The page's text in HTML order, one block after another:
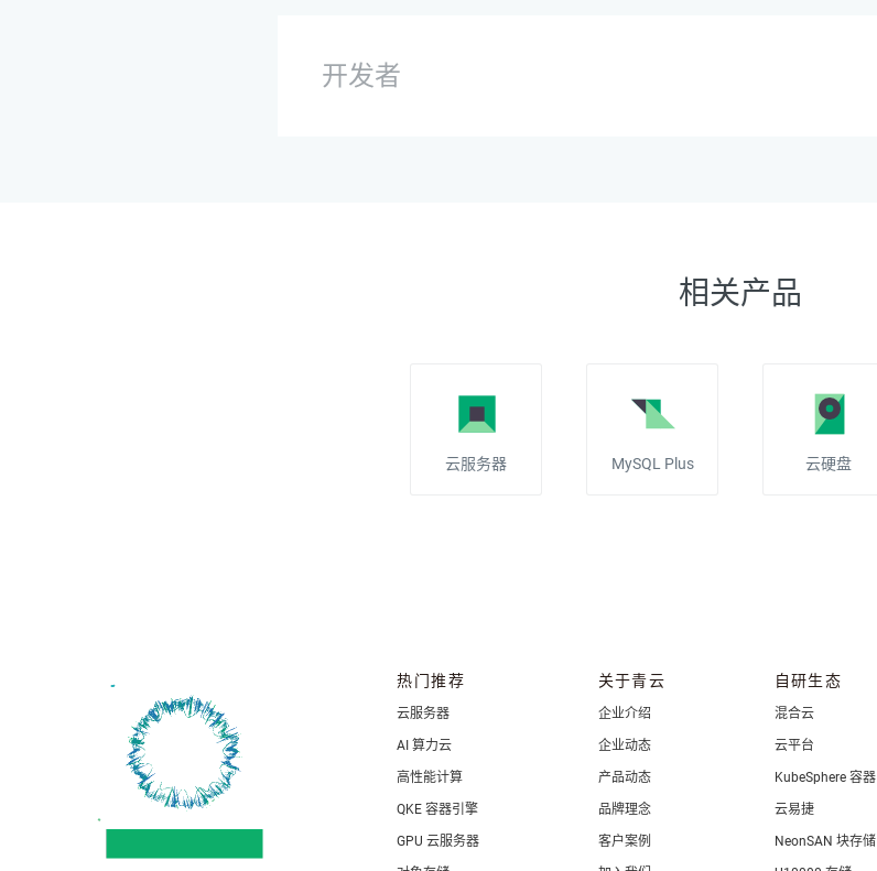
开发者
相关产品
云服务器 MySQL Plus 云硬盘
热门推荐
云服务器
AI 算力云
高性能计算
QKE 容器引擎
GPU 云服务器
关于青云
企业介绍
企业动态
产品动态
品牌理念
客户案例
自研生态
混合云
云平台
KubeSphere 容器
云易捷
NeonSAN 块存储